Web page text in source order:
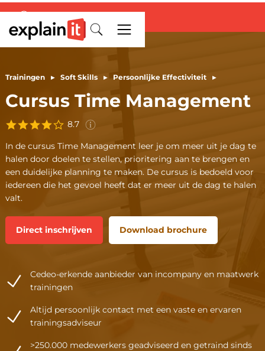
Trainingen ▸ Soft Skills ▸ Persoonlijke Effectiviteit ▸
Cursus Time Management
8.7
aan de cursus Time
jaar.
In de cursus Time Management leer je om meer uit je dag te
halen door doelen te stellen, prioritering aan te brengen en
een duidelijke planning te maken. De cursus is bedoeld voor
iedereen die het gevoel heeft dat er meer uit de dag te halen
valt.
Direct inschrijven Download brochure
Cedeo-erkende aanbieder van incompany en maatwerk
trainingen
Altijd persoonlijk contact met een vaste en ervaren
trainingsadviseur
>250.000 medewerkers geadviseerd en getraind sinds